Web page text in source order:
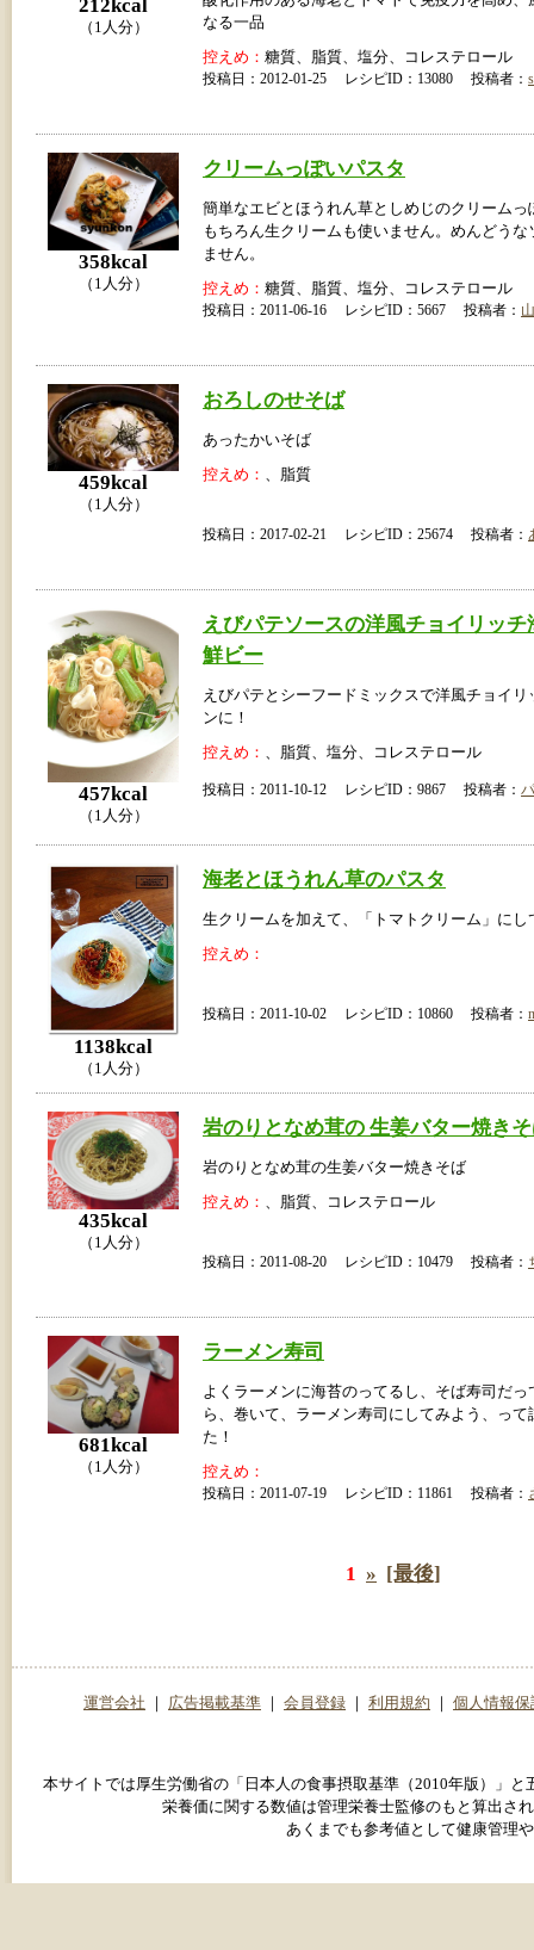
212kcal
（1人分）
なる一品
控えめ： 糖質、脂質、塩分、コレステロール
投稿日：2012-01-25 レシピID：13080 投稿者：
358kcal
（1人分）
クリームっぽいパスタ
簡単なエビとほうれん草としめじのクリーム
もちろん生クリームも使いません。めんどうな
ません。
控えめ： 糖質、脂質、塩分、コレステロール
投稿日：2011-06-16 レシピID：5667 投稿者：
459kcal
（1人分）
おろしのせそば
あったかいそば
控えめ： 、脂質
投稿日：2017-02-21 レシピID：25674 投稿者：
457kcal
（1人分）
えびパテソースの洋風チョイリッチ
鮮ビー
えびパテとシーフードミックスで洋風チョイリ
ンに！
控えめ： 、脂質、塩分、コレステロール
投稿日：2011-10-12 レシピID：9867 投稿者：
1138kcal
（1人分）
海老とほうれん草のパスタ
生クリームを加えて、「トマトクリーム」にし
控えめ：
投稿日：2011-10-02 レシピID：10860 投稿者：
435kcal
（1人分）
岩のりとなめ茸の 生姜バター焼き
岩のりとなめ茸の生姜バター焼きそば
控えめ： 、脂質、コレステロール
投稿日：2011-08-20 レシピID：10479 投稿者：
681kcal
（1人分）
ラーメン寿司
よくラーメンに海苔のってるし、そば寿司だっ
ら、巻いて、ラーメン寿司にしてみよう、って
た！
控えめ：
投稿日：2011-07-19 レシピID：11861 投稿者：
1 » [最後]
運営会社 広告掲載基準 会員登録 利用規約 個人情報保
本サイトでは厚生労働省の「日本人の食事摂取基準（2010年版）」
栄養価に関する数値は管理栄養士監修のもと算出さ
あくまでも参考値として健康管理